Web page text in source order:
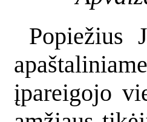
Popiežius
įpareigojo